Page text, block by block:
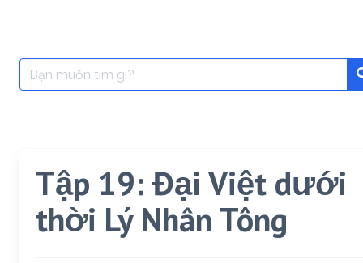
Search
for:
Tập 19: Đại Việt dưới
thời Lý Nhân Tông